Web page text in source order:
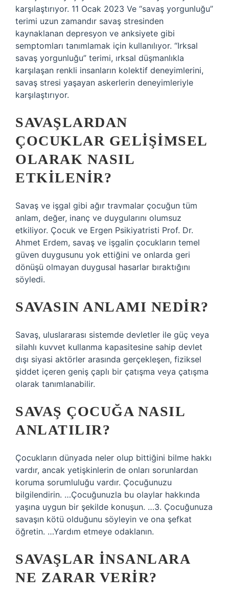
karşılaştırıyor. 11 Ocak 2023 Ve “savaş yorgunluğu”
terimi uzun zamandır savaş stresinden
kaynaklanan depresyon ve anksiyete gibi
semptomları tanımlamak için kullanılıyor. “Irksal
savaş yorgunluğu” terimi, ırksal düşmanlıkla
karşılaşan renkli insanların kolektif deneyimlerini,
savaş stresi yaşayan askerlerin deneyimleriyle
karşılaştırıyor.
SAVAŞLARDAN
ÇOCUKLAR GELIŞIMSEL
OLARAK NASIL
ETKILENIR?
Savaş ve işgal gibi ağır travmalar çocuğun tüm
anlam, değer, inanç ve duygularını olumsuz
etkiliyor. Çocuk ve Ergen Psikiyatristi Prof. Dr.
Ahmet Erdem, savaş ve işgalin çocukların temel
güven duygusunu yok ettiğini ve onlarda geri
dönüşü olmayan duygusal hasarlar bıraktığını
söyledi.
SAVASIN ANLAMI NEDIR?
Savaş, uluslararası sistemde devletler ile güç veya
silahlı kuvvet kullanma kapasitesine sahip devlet
dışı siyasi aktörler arasında gerçekleşen, fiziksel
şiddet içeren geniş çaplı bir çatışma veya çatışma
olarak tanımlanabilir.
SAVAŞ ÇOCUĞA NASIL
ANLATILIR?
Çocukların dünyada neler olup bittiğini bilme hakkı
vardır, ancak yetişkinlerin de onları sorunlardan
koruma sorumluluğu vardır. Çocuğunuzu
bilgilendirin. …Çocuğunuzla bu olaylar hakkında
yaşına uygun bir şekilde konuşun. …3. Çocuğunuza
savaşın kötü olduğunu söyleyin ve ona şefkat
öğretin. …Yardım etmeye odaklanın.
SAVAŞLAR INSANLARA
NE ZARAR VERIR?